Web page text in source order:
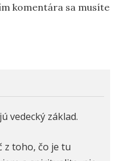
komentára sa musíte
vedecký základ.
z toho, čo je tu